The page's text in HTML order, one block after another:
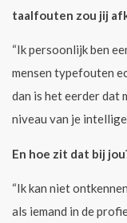
taalfouten zou jij
“Ik persoonlijk ben
mensen typefouten
dan is het eerder dat
niveau van je
En hoe zit dat bij
“Ik kan niet
als iemand in de